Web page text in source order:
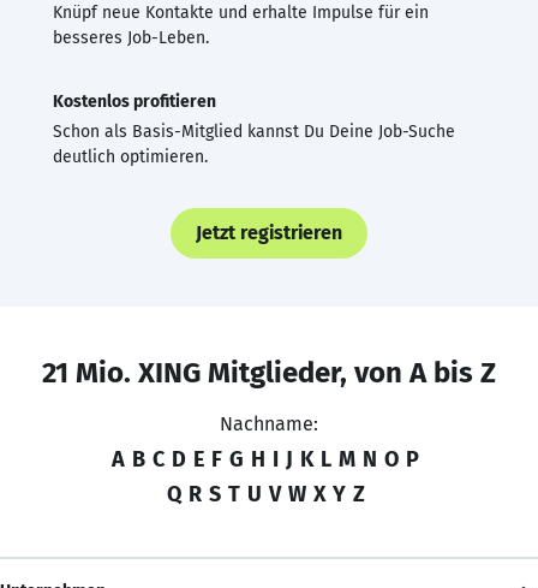
Knüpf neue Kontakte und erhalte Impulse für ein
besseres Job-Leben.
Kostenlos profitieren
Schon als Basis-Mitglied kannst Du Deine Job-Suche
deutlich optimieren.
Jetzt registrieren
21 Mio. XING Mitglieder, von A bis Z
Nachname:
A B C D E F G H I J K L M N O P
Q R S T U V W X Y Z